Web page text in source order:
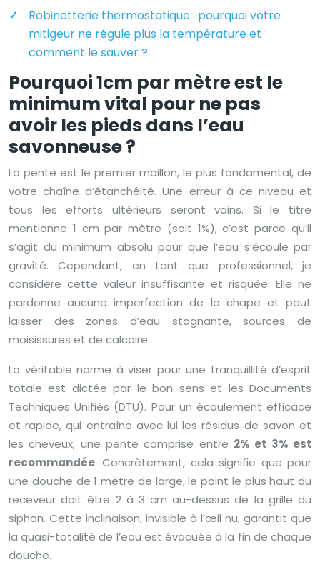
Robinetterie thermostatique : pourquoi votre
mitigeur ne régule plus la température et
comment le sauver ?
Pourquoi 1cm par mètre est le
minimum vital pour ne pas
avoir les pieds dans l’eau
savonneuse ?
La pente est le premier maillon, le plus fondamental, de
votre chaîne d’étanchéité. Une erreur à ce niveau et
tous les efforts ultérieurs seront vains. Si le titre
mentionne 1 cm par mètre (soit 1%), c’est parce qu’il
s’agit du minimum absolu pour que l’eau s’écoule par
gravité. Cependant, en tant que professionnel, je
considère cette valeur insuffisante et risquée. Elle ne
pardonne aucune imperfection de la chape et peut
laisser des zones d’eau stagnante, sources de
moisissures et de calcaire.
La véritable norme à viser pour une tranquillité d’esprit
totale est dictée par le bon sens et les Documents
Techniques Unifiés (DTU). Pour un écoulement efficace
et rapide, qui entraîne avec lui les résidus de savon et
les cheveux, une pente comprise entre 2% et 3% est
recommandée. Concrètement, cela signifie que pour
une douche de 1 mètre de large, le point le plus haut du
receveur doit être 2 à 3 cm au-dessus de la grille du
siphon. Cette inclinaison, invisible à l’œil nu, garantit que
la quasi-totalité de l’eau est évacuée à la fin de chaque
douche.